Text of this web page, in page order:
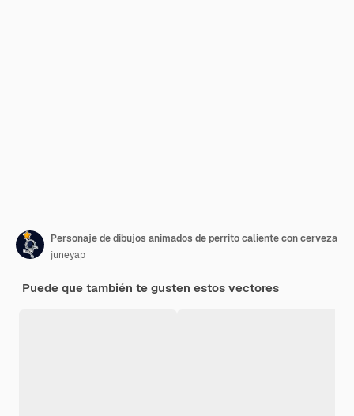
Personaje de dibujos animados de perrito caliente con cerveza
juneyap
Puede que también te gusten estos vectores